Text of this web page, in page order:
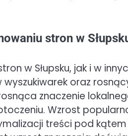
stron w
w Słupsku, jak i w
oraz
znaczenie
Wzrost
treści pod